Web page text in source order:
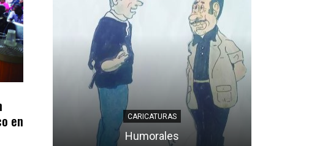
en
CARICATURAS
Humorales